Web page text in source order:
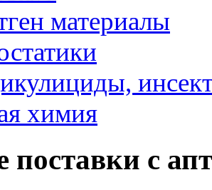
материалы
химия
с